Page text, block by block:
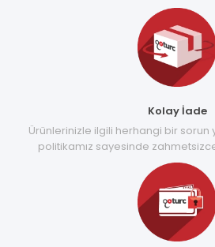
Kolay İade
Ürünlerinizle ilgili herhangi bir sorun
politikamız sayesinde